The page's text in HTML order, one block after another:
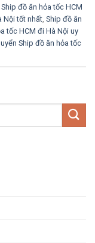
Ship đồ ăn hỏa tốc HCM
Nội tốt nhất Ship đồ ăn
tốc HCM đi Hà Nội uy
Ship đồ ăn hỏa tốc